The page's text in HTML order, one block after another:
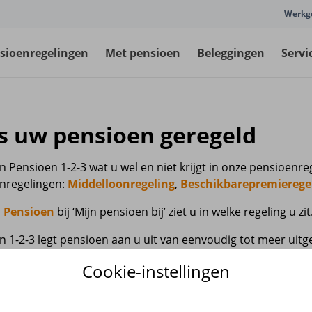
Met pensioen Beleggingen
uw pensioen geregeld
Pensioen 1-2-3 wat u wel en niet krijgt in onze
Middelloonregeling,
bij ‘Mijn pensioen bij’ ziet u in welke regeling u zit.
1-2-3 legt pensioen aan u uit van eenvoudig tot meer
in laag 2 staat de uitgebreide toelichting in gemakkelijke
en beleid. In de Middelloonregeling vindt u laag 1 en 2
Cookie-instellingen